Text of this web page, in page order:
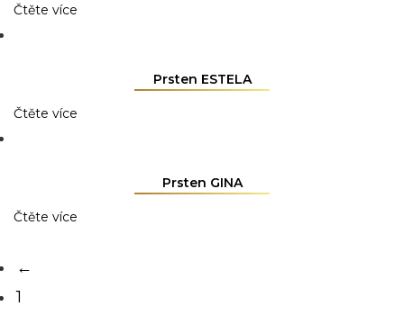
Čtěte více
Prsten ESTELA
Čtěte více
Prsten GINA
Čtěte více
←
1